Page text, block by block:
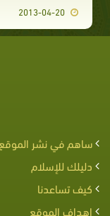
ساهم في نشر الموقع
دليلك للإسلام
كيف تساعدنا
اهداف الموقع